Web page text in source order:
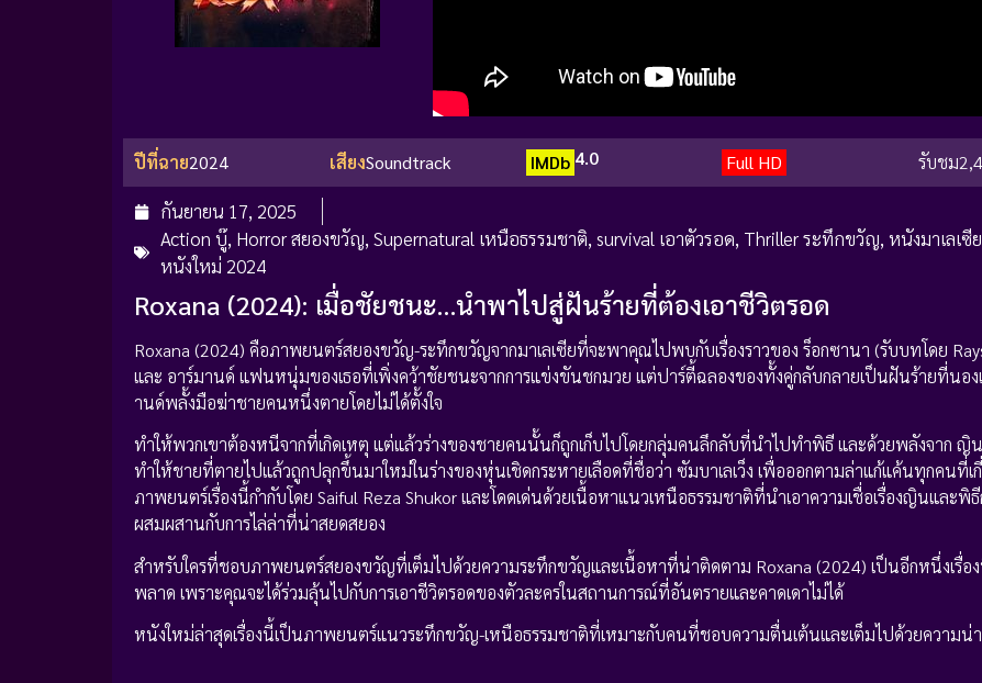
ปีที่ฉาย2024 เสียงSoundtrack IMDb 4.0 Full HD รับชม
กันยายน 17, 2025
Action บู๊, Horror สยองขวัญ, Supernatural เหนือธรรมชาติ, survival เอาตัวรอด, Thriller ระทึกขวัญ, หนังมาเลเซีย
หนังใหม่ 2024
Roxana (2024): เมื่อชัยชนะ…นำพาไปสู่ฝันร้ายที่ต้องเอาชีวิตรอด
Roxana (2024) คือภาพยนตร์สยองขวัญ-ระทึกขวัญจากมาเลเซียที่จะพาคุณไปพบกับเรื่องราวของ ร็อกซานา (รับบทโดย
และ อาร์มานด์ แฟนหนุ่มของเธอที่เพิ่งคว้าชัยชนะจากการแข่งขันชกมวย แต่ปาร์ตี้ฉลองของทั้งคู่กลับกลายเป็นฝันร้ายที่นอง
านด์พลั้งมือฆ่าชายคนหนึ่งตายโดยไม่ได้ตั้งใจ
ทำให้พวกเขาต้องหนีจากที่เกิดเหตุ แต่แล้วร่างของชายคนนั้นก็ถูกเก็บไปโดยกลุ่มคนลึกลับที่นำไปทำพิธี และด้วยพลังจาก ญิ
ทำให้ชายที่ตายไปแล้วถูกปลุกขึ้นมาใหม่ในร่างของหุ่นเชิดกระหายเลือดที่ชื่อว่า ซัมบาเลเว็ง เพื่อออกตามล่าแก้แค้นทุกคนที่เ
ภาพยนตร์เรื่องนี้กำกับโดย Saiful Reza Shukor และโดดเด่นด้วยเนื้อหาแนวเหนือธรรมชาติที่นำเอาความเชื่อเรื่องญินและพิ
ผสมผสานกับการไล่ล่าที่น่าสยดสยอง
สำหรับใครที่ชอบภาพยนตร์สยองขวัญที่เต็มไปด้วยความระทึกขวัญและเนื้อหาที่น่าติดตาม Roxana (2024) เป็นอีกหนึ่งเรื่อ
พลาด เพราะคุณจะได้ร่วมลุ้นไปกับการเอาชีวิตรอดของตัวละครในสถานการณ์ที่อันตรายและคาดเดาไม่ได้
หนังใหม่ล่าสุดเรื่องนี้เป็นภาพยนตร์แนวระทึกขวัญ-เหนือธรรมชาติที่เหมาะกับคนที่ชอบความตื่นเต้นและเต็มไปด้วยความน่